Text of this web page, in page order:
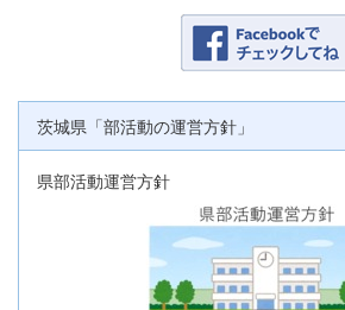
茨城県「部活動の運営方針」
県部活動運営方針